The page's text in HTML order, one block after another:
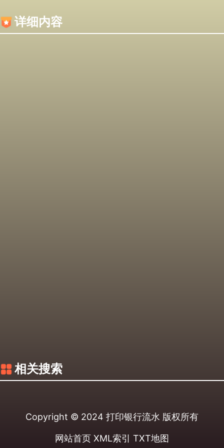
详细内容
相关搜索
Copyright © 2024 打印银行流水 版权所有
网站首页 XML索引 TXT地图